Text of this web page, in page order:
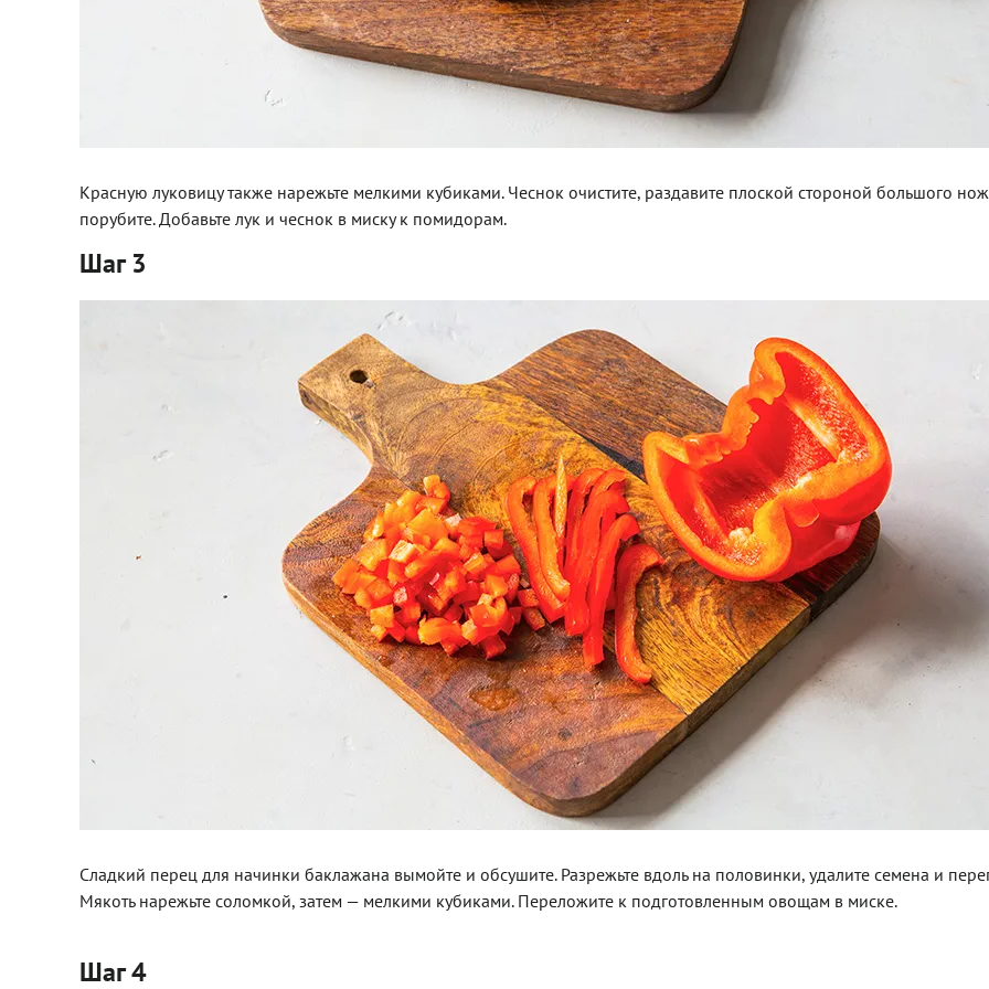
Красную луковицу также нарежьте мелкими кубиками. Чеснок очистите, раздавите плоской стороной большого
порубите. Добавьте лук и чеснок в миску к помидорам.
Шаг 3
Сладкий перец для начинки баклажана вымойте и обсушите. Разрежьте вдоль на половинки, удалите семена и
Мякоть нарежьте соломкой, затем — мелкими кубиками. Переложите к подготовленным овощам в миске.
Шаг 4